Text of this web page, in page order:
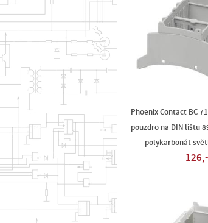
Phoenix Contact BC
pouzdro na DIN lištu
polykarbonát
126,-